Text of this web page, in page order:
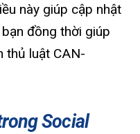
này giúp cập nhật
đồng thời giúp
thủ luật CAN-
Social